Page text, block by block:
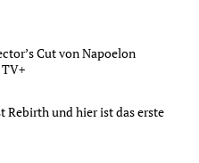
Cut von Napoelon
Rebirth und hier ist das erste